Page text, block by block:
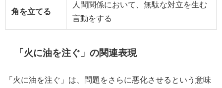
角を立てる
人間関係において、無駄な対立を生む
言動をする
「火に油を注ぐ」の関連表現
「火に油を注ぐ」は、問題をさらに悪化させるという意味